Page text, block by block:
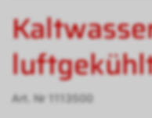
Art. Nr 1113500